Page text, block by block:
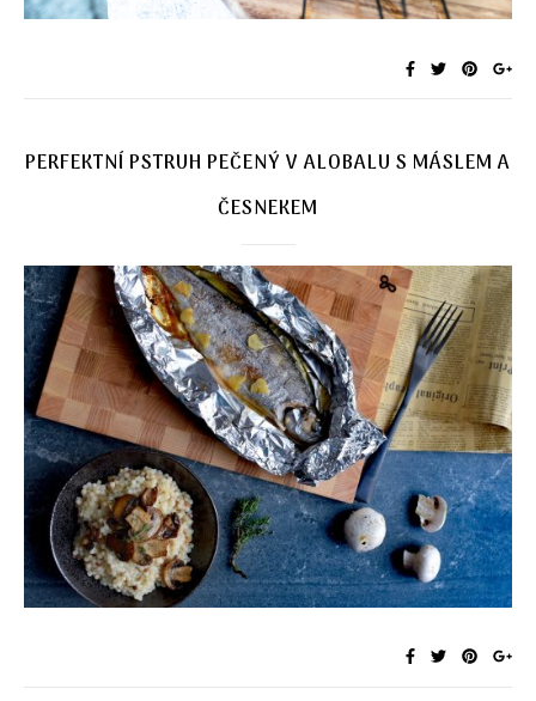
PERFEKTNÍ PSTRUH PEČENÝ V ALOBALU S MÁSLEM A
ČESNEKEM